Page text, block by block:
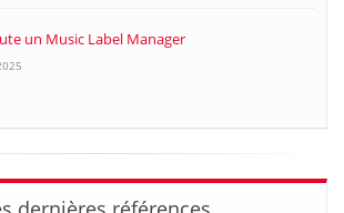
un Music Label Manager